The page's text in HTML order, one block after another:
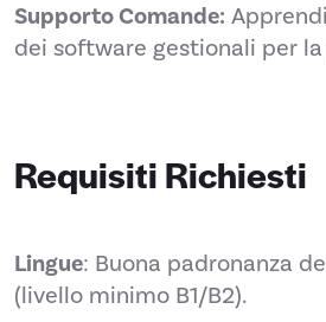
Supporto Comande:
dei software gestionali per
Requisiti Richiesti
Lingue: Buona padronanza
(livello minimo B1/B2).